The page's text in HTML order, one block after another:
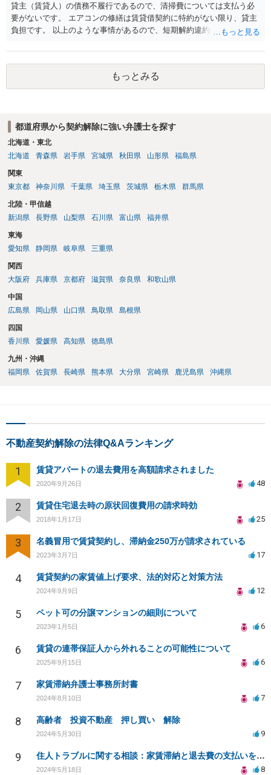
貸主（賃貸人）の債務不履行であるので、清掃費については支払う必
要がないです。 エアコンの修繕は賃貸借契約に特約がない限り、貸主
負担です。 以上のような事情があるので、短期解約違約金を支払う必
もっとみる
都道府県から契約解除に強い弁護士を探す
北海道・東北
北海道
青森県 岩手県 宮城県 秋田県 山形県 福島県
関東
東京都
神奈川県 千葉県 埼玉県 茨城県 栃木県 群馬県
北陸・甲信越
新潟県
長野県 山梨県 石川県 富山県 福井県
東海
愛知県
静岡県 岐阜県 三重県
関西
大阪府
兵庫県 京都府 滋賀県 奈良県 和歌山県
中国
広島県
岡山県 山口県 鳥取県 島根県
四国
香川県
愛媛県 高知県 徳島県
九州・沖縄
福岡県
佐賀県 長崎県 熊本県 大分県 宮崎県 鹿児島県 沖縄県
不動産契約解除の法律Q&Aランキング
1 賃貸アパートの退去費用を高額請求されました
2020年9月26日 48
2 賃貸住宅退去時の原状回復費用の請求時効
2018年1月17日 25
3 名義冒用で賃貸契約し、滞納金250万が請求されている
2023年3月7日 17
4 賃貸契約の家賃値上げ要求、法的対応と対策方法
2024年9月9日 12
5 ペット可の分譲マンションの細則について
2023年1月5日 6
6 賃貸の連帯保証人から外れることの可能性について
2025年9月15日 6
7 家賃滞納弁護士事務所封書
2024年8月10日 7
8 高齢者 投資不動産 押し買い 解除
2024年5月30日 9
9 住人トラブルに関する相談：家賃滞納と退去費の支払いを拒否され、管理鍵の横領も発生
2024年5月18日 8